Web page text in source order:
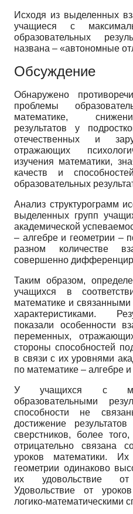
Исходя из выделенных
учащиеся с
образовательных
названа – «автономные
Обсуждение
Обнаружено
проблемы
математике,
результатов у
отечественных и
отражающих
изучения математики,
качеств и
образовательных
Анализ структурограмм
выделенных групп
академической
– алгебре и геометрии –
разном количестве
совершенно
Таким образом,
учащихся в
математике и
характеристиками.
показали особенности
переменных,
стороны способностей
в связи с их уровнями
по математике – алгебре и
У учащихся с
образовательными
способности не
достижение
сверстников, более
отрицательно связана
уроков математики.
геометрии одинаково
их удовольствие
Удовольствие от
логико-математическими